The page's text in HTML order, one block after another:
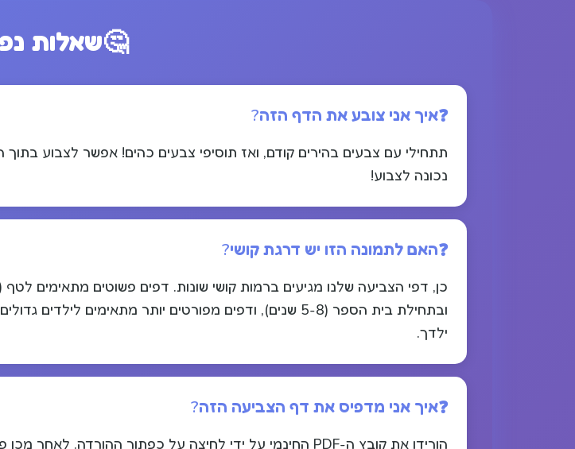
🤔שאלות
איך אני צובע את הדף הזה?
תתחילי עם צבעים בהירים קודם, ואז תוסיפי צבעים כהים! אפשר לצבוע בתוך
נכונה לצבוע!
האם לתמונה הזו יש דרגת קושי?
ילדך.
איך אני מדפיס את דף הצביעה הזה?